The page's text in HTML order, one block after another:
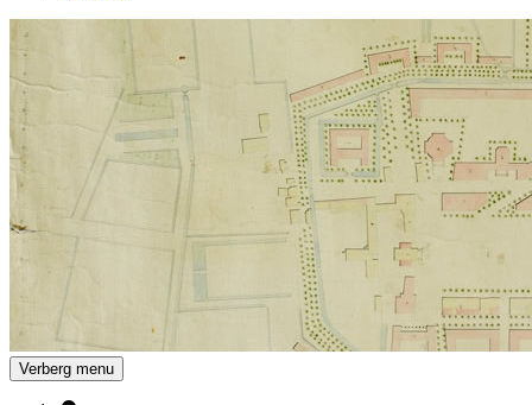
Drents Archief
Verberg menu